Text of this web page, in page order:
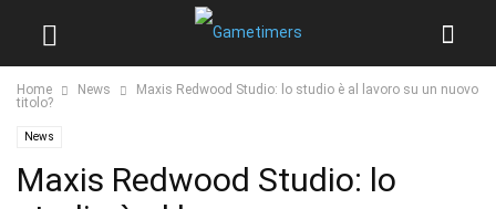
Home News
Maxis Redwood Studio: lo studio è al lavoro su un nuovo
titolo?
News
Maxis Redwood Studio: lo